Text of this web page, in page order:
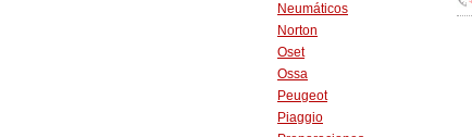
Neumáticos
Norton
Oset
Ossa
Peugeot
Piaggio